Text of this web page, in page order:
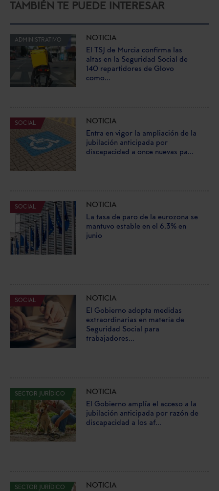
TAMBIÉN TE PUEDE INTERESAR
ADMINISTRATIVO
NOTICIA
El TSJ de Murcia confirma las
altas en la Seguridad Social de
140 repartidores de Glovo
como...
SOCIAL
NOTICIA
Entra en vigor la ampliación de la
jubilación anticipada por
discapacidad a once nuevas pa...
SOCIAL
NOTICIA
La tasa de paro de la eurozona se
mantuvo estable en el 6,3% en
junio
SOCIAL
NOTICIA
El Gobierno adopta medidas
extraordinarias en materia de
Seguridad Social para
trabajadores...
SECTOR JURÍDICO
NOTICIA
El Gobierno amplía el acceso a la
jubilación anticipada por razón de
discapacidad a los af...
SECTOR JURÍDICO
NOTICIA